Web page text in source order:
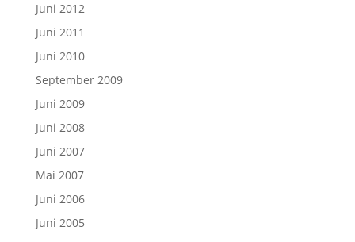
Juni 2012
Juni 2011
Juni 2010
September 2009
Juni 2009
Juni 2008
Juni 2007
Mai 2007
Juni 2006
Juni 2005